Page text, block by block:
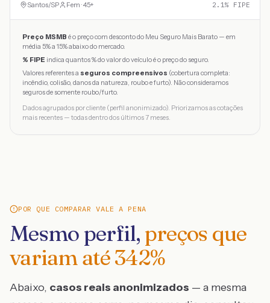
Santos/SP Fem · 45+ 2.1% FIPE
Preço MSMB é o preço com desconto do Meu Seguro Mais Barato — em
média 5% a 15% abaixo do mercado.
% FIPE indica quantos % do valor do veículo é o preço do seguro.
Valores referentes a seguros compreensivos (cobertura completa:
incêndio, colisão, danos da natureza, roubo e furto). Não consideramos
seguros de somente roubo/furto.
Dados agrupados por cliente (perfil anonimizado). Priorizamos as cotações
mais recentes — todas dentro dos últimos 7 meses.
POR QUE COMPARAR VALE A PENA
Mesmo perfil, preços que
variam até342%
Abaixo, casos reais anonimizados — a mesma